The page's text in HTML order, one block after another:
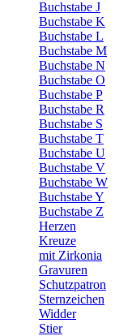
Buchstabe J
Buchstabe K
Buchstabe L
Buchstabe M
Buchstabe N
Buchstabe O
Buchstabe P
Buchstabe R
Buchstabe S
Buchstabe T
Buchstabe U
Buchstabe V
Buchstabe W
Buchstabe Y
Buchstabe Z
Herzen
Kreuze
mit Zirkonia
Gravuren
Schutzpatron
Sternzeichen
Widder
Stier